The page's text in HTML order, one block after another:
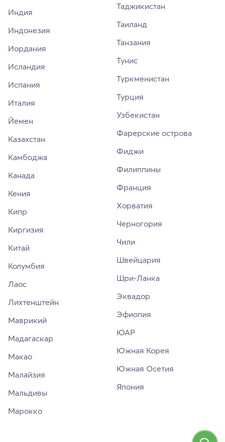
Индия
Индонезия
Иордания
Исландия
Испания
Италия
Йемен
Казахстан
Камбоджа
Канада
Кения
Кипр
Киргизия
Китай
Колумбия
Лаос
Лихтенштейн
Маврикий
Мадагаскар
Макао
Малайзия
Мальдивы
Марокко
Таджикистан
Таиланд
Танзания
Тунис
Туркменистан
Турция
Узбекистан
Фарерские острова
Фиджи
Филиппины
Франция
Хорватия
Черногория
Чили
Швейцария
Шри-Ланка
Эквадор
Эфиопия
ЮАР
Южная Корея
Южная Осетия
Япония